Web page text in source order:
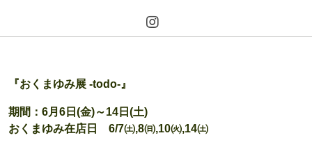
『おくまゆみ展 -todo-』
期間：6月6日(金)～14日(土)
おくまゆみ在店日 6/7㈯,8㈰,10㈫,14㈯